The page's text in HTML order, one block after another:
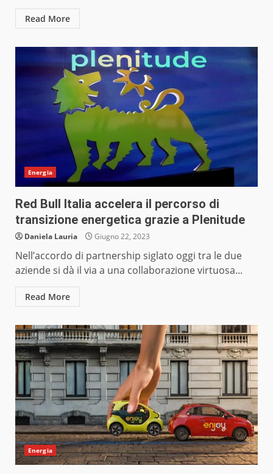
Read More
Energia
Red Bull Italia accelera il percorso di
transizione energetica grazie a Plenitude
Daniela Lauria Giugno 22, 2023
Nell’accordo di partnership siglato oggi tra le due
aziende si dà il via a una collaborazione virtuosa...
Read More
Energia